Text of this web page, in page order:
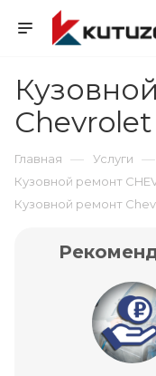
Главная — Услуги —
Кузовной ремонт
Кузовной ремонт